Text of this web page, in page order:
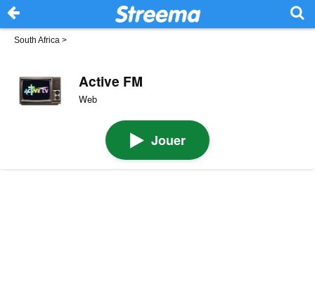
South Africa >
Active FM
Web
Jouer